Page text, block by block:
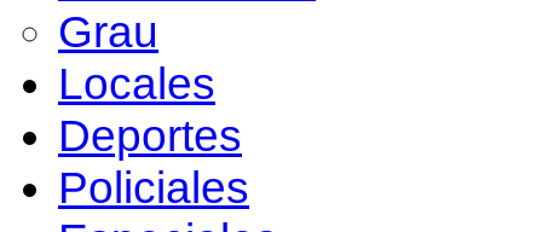
Grau
Locales
Deportes
Policiales